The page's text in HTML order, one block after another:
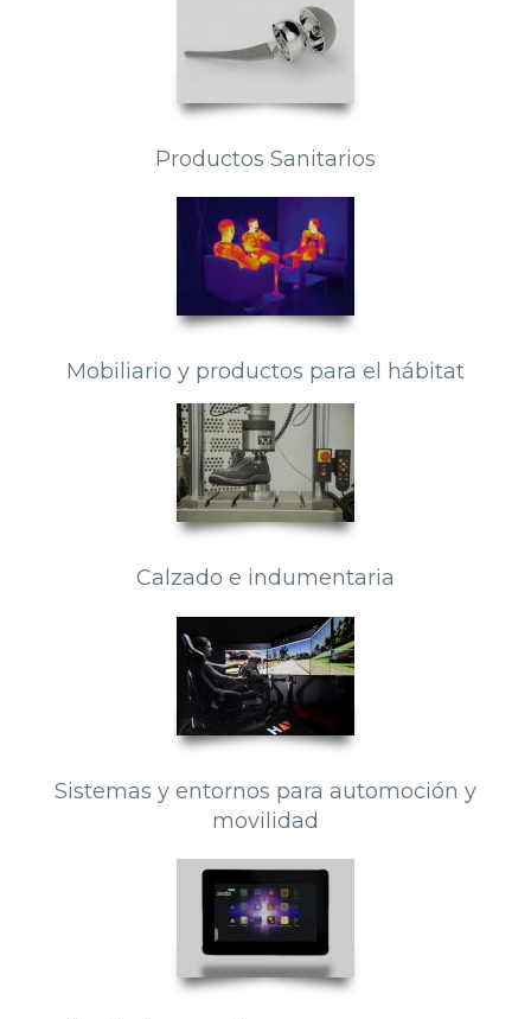
Productos Sanitarios
Mobiliario y productos para el hábitat
Calzado e indumentaria
Sistemas y entornos para automoción y
movilidad